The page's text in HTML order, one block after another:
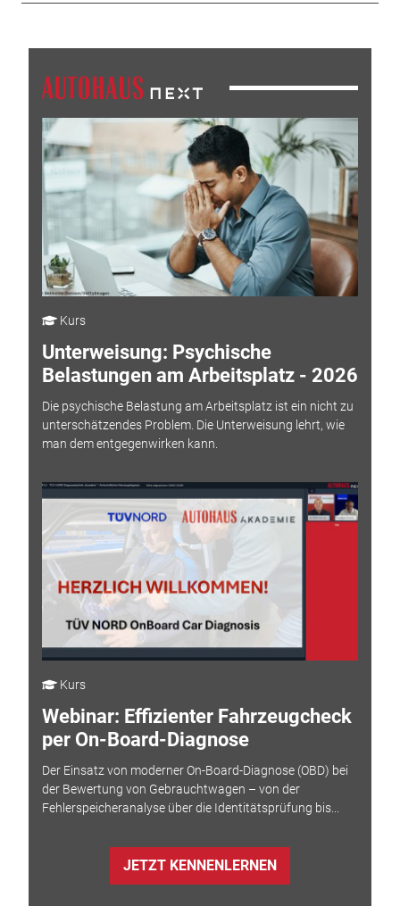
Kurs
Unterweisung: Psychische
Belastungen am Arbeitsplatz - 2026
Die psychische Belastung am Arbeitsplatz ist ein nicht zu
unterschätzendes Problem. Die Unterweisung lehrt, wie
man dem entgegenwirken kann.
Kurs
Webinar: Effizienter Fahrzeugcheck
per On-Board-Diagnose
Der Einsatz von moderner On-Board-Diagnose (OBD) bei
der Bewertung von Gebrauchtwagen – von der
Fehlerspeicheranalyse über die Identitätsprüfung bis...
JETZT KENNENLERNEN